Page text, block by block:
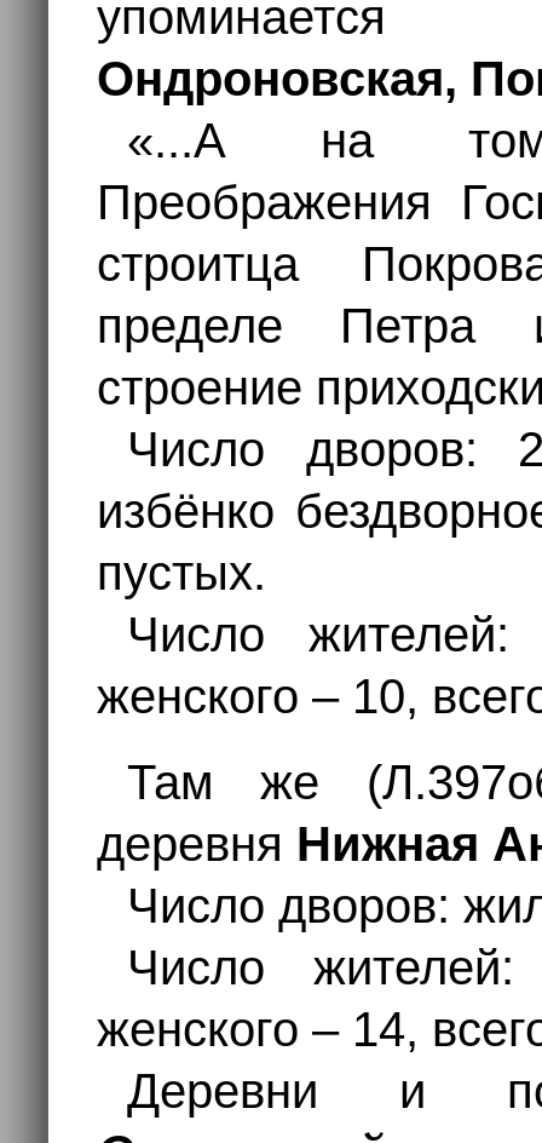
Ондроновская,
«...А на том
Преображения
строитца
пределе Петра
строение
Число дворов:
избёнко
пустых.
Число
женского – 10,
Там же
деревня Нижная
Число дворов:
Число
женского – 14,
Деревни и